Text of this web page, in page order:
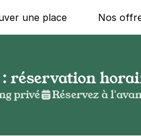
une place Nos
réservation
privé Réservez à